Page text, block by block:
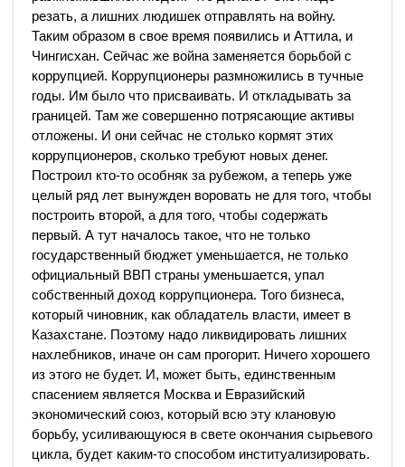
резать, а лишних людишек отправлять на войну.
Таким образом в свое время появились и Аттила, и
Чингисхан. Сейчас же война заменяется борьбой с
коррупцией. Коррупционеры размножились в тучные
годы. Им было что присваивать. И откладывать за
границей. Там же совершенно потрясающие активы
отложены. И они сейчас не столько кормят этих
коррупционеров, сколько требуют новых денег.
Построил кто-то особняк за рубежом, а теперь уже
целый ряд лет вынужден воровать не для того, чтобы
построить второй, а для того, чтобы содержать
первый. А тут началось такое, что не только
государственный бюджет уменьшается, не только
официальный ВВП страны уменьшается, упал
собственный доход коррупционера. Того бизнеса,
который чиновник, как обладатель власти, имеет в
Казахстане. Поэтому надо ликвидировать лишних
нахлебников, иначе он сам прогорит. Ничего хорошего
из этого не будет. И, может быть, единственным
спасением является Москва и Евразийский
экономический союз, который всю эту клановую
борьбу, усиливающуюся в свете окончания сырьевого
цикла, будет каким-то способом институализировать.